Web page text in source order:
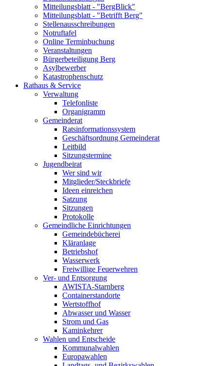
Mitteilungsblatt - "BergBlick"
Mitteilungsblatt - "Betrifft Berg"
Stellenausschreibungen
Notruftafel
Online Terminbuchung
Veranstaltungen
Bürgerbeteiligung Berg
Asylbewerber
Katastrophenschutz
Rathaus & Service
Verwaltung
Telefonliste
Organigramm
Gemeinderat
Ratsinformationssystem
Geschäftsordnung Gemeinderat
Leitbild
Sitzungstermine
Jugendbeirat
Wer sind wir
Mitglieder/Steckbriefe
Ideen einreichen
Satzung
Sitzungen
Protokolle
Gemeindliche Einrichtungen
Gemeindebücherei
Kläranlage
Betriebshof
Wasserwerk
Freiwillige Feuerwehren
Ver- und Entsorgung
AWISTA-Starnberg
Containerstandorte
Wertstoffhof
Abwasser und Wasser
Strom und Gas
Kaminkehrer
Wahlen und Entscheide
Kommunalwahlen
Europawahlen